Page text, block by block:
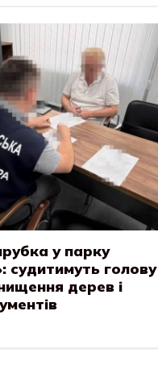
у парку
судитимуть голову
дерев і